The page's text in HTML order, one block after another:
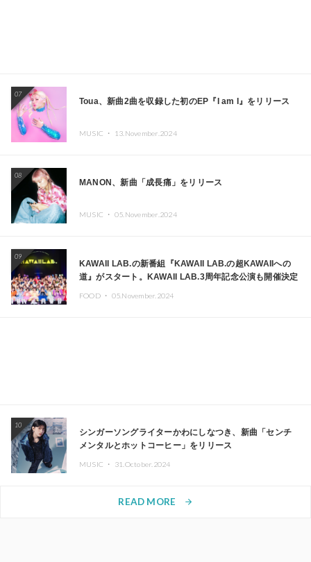
07
Toua、新曲2曲を収録した初のEP『I am I』をリリース
MUSIC ・ 13.November.2024
08
MANON、新曲「成長痛」をリリース
MUSIC ・ 05.November.2024
09
KAWAII LAB.の新番組『KAWAII LAB.の超KAWAIIへの
道』がスタート。KAWAII LAB.3周年記念公演も開催決定
FOOD ・ 05.November.2024
10
シンガーソングライターかわにしなつき、新曲「センチ
メンタルとホットコーヒー」をリリース
MUSIC ・ 31.October.2024
READ MORE arrow_forward